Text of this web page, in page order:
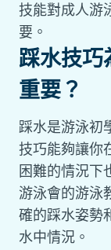
技能對成人游
要。
踩水技巧
重要？
踩水是游泳初
技巧能夠讓你
困難的情況下
游泳會的游泳
確的踩水姿勢
水中情況。